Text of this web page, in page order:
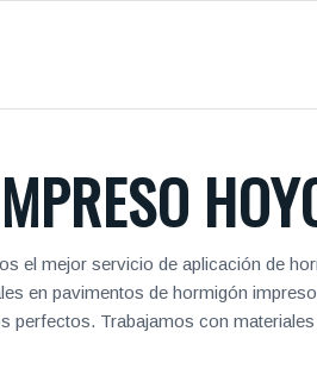
el mejor servicio de aplicación de
en pavimentos de hormigón
perfectos. Trabajamos con